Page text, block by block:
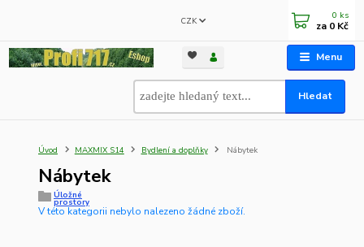
Menu
CZK
Hledat
0 ks
za 0 Kč
Úvod MAXMIX S14 Bydlení a doplňky Nábytek
Nábytek
Úložné
prostory
V této kategorii nebylo nalezeno žádné zboží.